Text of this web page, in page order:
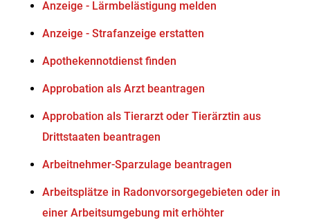
Anzeige - Lärmbelästigung melden
Anzeige - Strafanzeige erstatten
Apothekennotdienst finden
Approbation als Arzt beantragen
Approbation als Tierarzt oder Tierärztin aus
Drittstaaten beantragen
Arbeitnehmer-Sparzulage beantragen
Arbeitsplätze in Radonvorsorgegebieten oder in
einer Arbeitsumgebung mit erhöhter